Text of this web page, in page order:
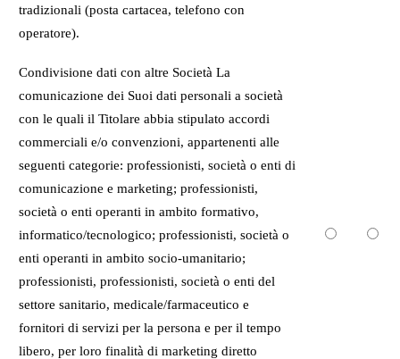
tradizionali (posta cartacea, telefono con
operatore).
Condivisione dati con altre Società La
comunicazione dei Suoi dati personali a società
con le quali il Titolare abbia stipulato accordi
commerciali e/o convenzioni, appartenenti alle
seguenti categorie: professionisti, società o enti di
comunicazione e marketing; professionisti,
società o enti operanti in ambito formativo,
informatico/tecnologico; professionisti, società o
enti operanti in ambito socio-umanitario;
professionisti, professionisti, società o enti del
settore sanitario, medicale/farmaceutico e
fornitori di servizi per la persona e per il tempo
libero, per loro finalità di marketing diretto